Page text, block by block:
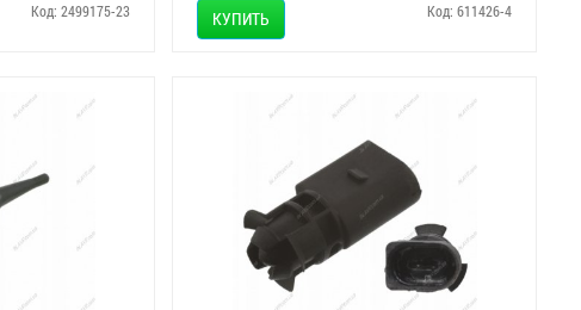
Код: 2499175-23 КУПИТЬ Код: 611426-4